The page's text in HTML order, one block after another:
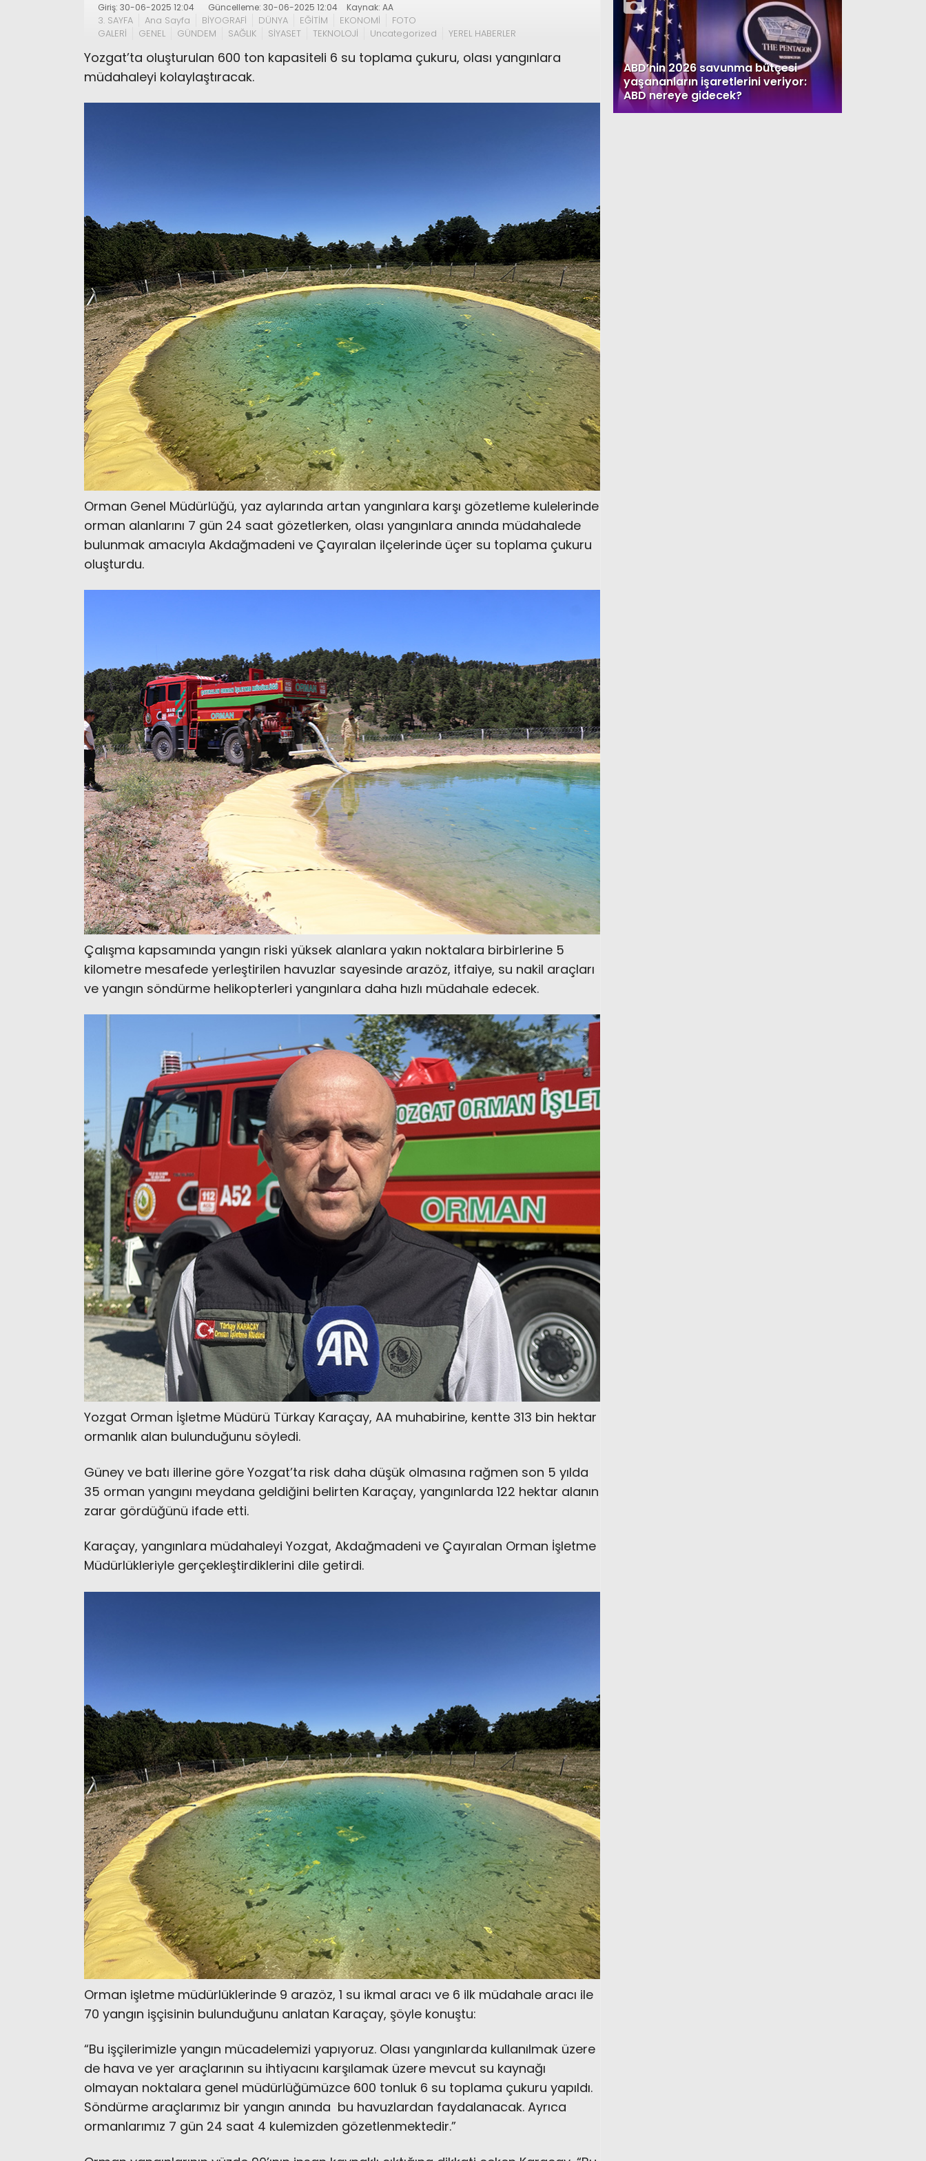
Giriş: 30-06-2025 12:04 Güncelleme: 30-06-2025 12:04 Kaynak: AA
3. SAYFA Ana Sayfa BİYOGRAFİ DÜNYA EĞİTİM EKONOMİ
FOTO
GALERİ
GENEL GÜNDEM SAĞLIK SİYASET TEKNOLOJİ Uncategorized YEREL HABERLER
Yozgat’ta oluşturulan 600 ton kapasiteli 6 su toplama çukuru, olası yangınlara
müdahaleyi kolaylaştıracak.
Orman Genel Müdürlüğü, yaz aylarında artan yangınlara karşı gözetleme kulelerinde
orman alanlarını 7 gün 24 saat gözetlerken, olası yangınlara anında müdahalede
bulunmak amacıyla Akdağmadeni ve Çayıralan ilçelerinde üçer su toplama çukuru
oluşturdu.
Çalışma kapsamında yangın riski yüksek alanlara yakın noktalara birbirlerine 5
kilometre mesafede yerleştirilen havuzlar sayesinde arazöz, itfaiye, su nakil araçları
ve yangın söndürme helikopterleri yangınlara daha hızlı müdahale edecek.
Yozgat Orman İşletme Müdürü Türkay Karaçay, AA muhabirine, kentte 313 bin hektar
ormanlık alan bulunduğunu söyledi.
Güney ve batı illerine göre Yozgat’ta risk daha düşük olmasına rağmen son 5 yılda
35 orman yangını meydana geldiğini belirten Karaçay, yangınlarda 122 hektar alanın
zarar gördüğünü ifade etti.
Karaçay, yangınlara müdahaleyi Yozgat, Akdağmadeni ve Çayıralan Orman İşletme
Müdürlükleriyle gerçekleştirdiklerini dile getirdi.
Orman işletme müdürlüklerinde 9 arazöz, 1 su ikmal aracı ve 6 ilk müdahale aracı ile
70 yangın işçisinin bulunduğunu anlatan Karaçay, şöyle konuştu:
“Bu işçilerimizle yangın mücadelemizi yapıyoruz. Olası yangınlarda kullanılmak üzere
de hava ve yer araçlarının su ihtiyacını karşılamak üzere mevcut su kaynağı
olmayan noktalara genel müdürlüğümüzce 600 tonluk 6 su toplama çukuru yapıldı.
Söndürme araçlarımız bir yangın anında bu havuzlardan faydalanacak. Ayrıca
ormanlarımız 7 gün 24 saat 4 kulemizden gözetlenmektedir.”
ABD’nin 2026 savunma bütçesi
yaşananların işaretlerini veriyor:
ABD nereye gidecek?